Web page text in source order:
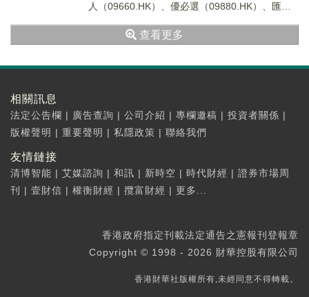
人（09660.HK）、優必選（09880.HK）、匯量
查看更多
相關訊息
法定公告欄 | 廣告查詢 | 公司介紹 | 專欄邀稿 | 投資者關係 |
版權聲明 | 重要聲明 | 私隱政策 | 聯絡我們
友情鏈接
清博智能 | 艾媒諮詢 | 和訊 | 新時空 | 時代財經 | 證券市場周
刊
| 壹財信 | 權衡財經 | 攬富財經 | 更多...
香港政府指定刊載法定通告之憲報刊登報章
Copyright © 1998 - 2026 財華控股有限公司
香港財華社版權所有,未經同意不得轉載。